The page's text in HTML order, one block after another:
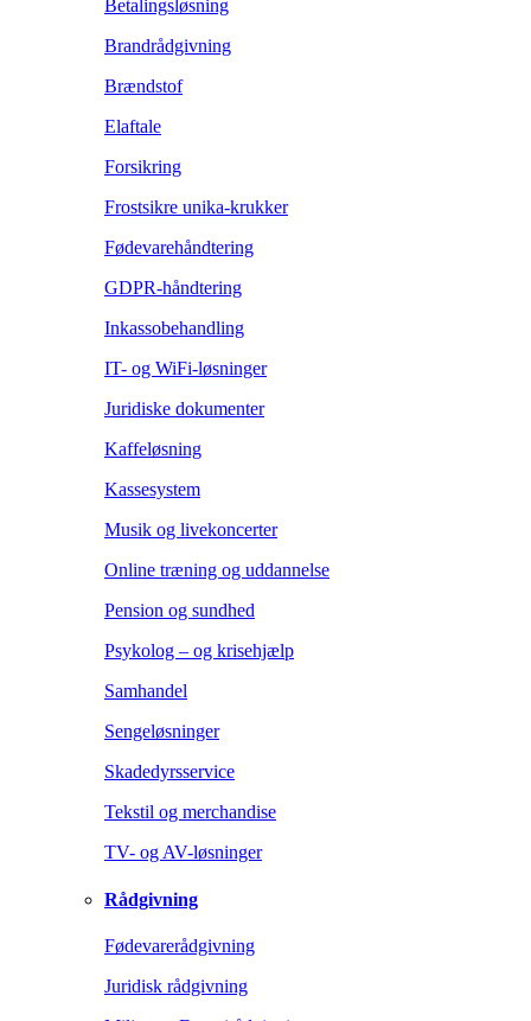
Betalingsløsning
Brandrådgivning
Brændstof
Elaftale
Forsikring
Frostsikre unika-krukker
Fødevarehåndtering
GDPR-håndtering
Inkassobehandling
IT- og WiFi-løsninger
Juridiske dokumenter
Kaffeløsning
Kassesystem
Musik og livekoncerter
Online træning og uddannelse
Pension og sundhed
Psykolog – og krisehjælp
Samhandel
Sengeløsninger
Skadedyrsservice
Tekstil og merchandise
TV- og AV-løsninger
Rådgivning
Fødevarerådgivning
Juridisk rådgivning